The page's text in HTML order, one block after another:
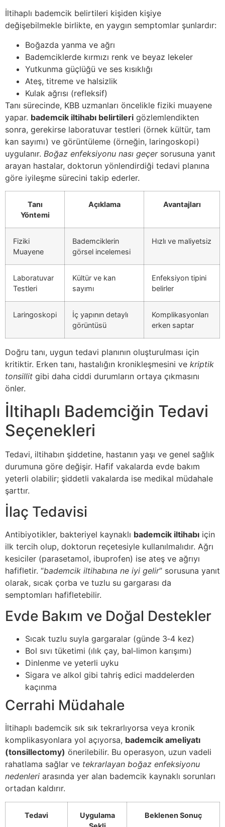
İltihaplı bademcik belirtileri kişiden kişiye
değişebilmekle birlikte, en yaygın semptomlar şunlardır:
Boğazda yanma ve ağrı
Bademciklerde kırmızı renk ve beyaz lekeler
Yutkunma güçlüğü ve ses kısıklığı
Ateş, titreme ve halsizlik
Kulak ağrısı (refleksif)
Tanı sürecinde, KBB uzmanları öncelikle fiziki muayene
yapar. bademcik iltihabı belirtileri gözlemlendikten
sonra, gerekirse laboratuvar testleri (örnek kültür, tam
kan sayımı) ve görüntüleme (örneğin, laringoskopi)
uygulanır. Boğaz enfeksiyonu nası geçersorusuna yanıt
arayan hastalar, doktorun yönlendirdiği tedavi planına
göre iyileşme sürecini takip ederler.
Tanı
Yöntemi
Açıklama Avantajları
Fiziki
Muayene
Bademciklerin
görsel incelemesi
Hızlı ve maliyetsiz
Laboratuvar
Testleri
Kültür ve kan
sayımı
Enfeksiyon tipini
belirler
Laringoskopi
İç yapının detaylı
görüntüsü
Komplikasyonları
erken saptar
Doğru tanı, uygun tedavi planının oluşturulması için
kritiktir. Erken tanı, hastalığın kronikleşmesini ve kriptik
tonsillit gibi daha ciddi durumların ortaya çıkmasını
önler.
İltihaplı Bademciğin Tedavi
Seçenekleri
Tedavi, iltihabın şiddetine, hastanın yaşı ve genel sağlık
durumuna göre değişir. Hafif vakalarda evde bakım
yeterli olabilir; şiddetli vakalarda ise medikal müdahale
şarttır.
İlaç Tedavisi
Antibiyotikler, bakteriyel kaynaklı bademcik iltihabı için
ilk tercih olup, doktorun reçetesiyle kullanılmalıdır. Ağrı
kesiciler (parasetamol, ibuprofen) ise ateş ve ağrıyı
hafifletir. “bademcik iltihabına ne iyi gelir” sorusuna yanıt
olarak, sıcak çorba ve tuzlu su gargarası da
semptomları hafifletebilir.
Evde Bakım ve Doğal Destekler
Sıcak tuzlu suyla gargaralar (günde 3‑4 kez)
Bol sıvı tüketimi (ılık çay, bal‑limon karışımı)
Dinlenme ve yeterli uyku
Sigara ve alkol gibi tahriş edici maddelerden
kaçınma
Cerrahi Müdahale
İltihaplı bademcik sık sık tekrarlıyorsa veya kronik
komplikasyonlara yol açıyorsa, bademcik ameliyatı
(tonsillectomy) önerilebilir. Bu operasyon, uzun vadeli
rahatlama sağlar ve tekrarlayan boğaz enfeksiyonu
nedenleri arasında yer alan bademcik kaynaklı sorunları
ortadan kaldırır.
Tedavi
Uygulama
Beklenen Sonuç